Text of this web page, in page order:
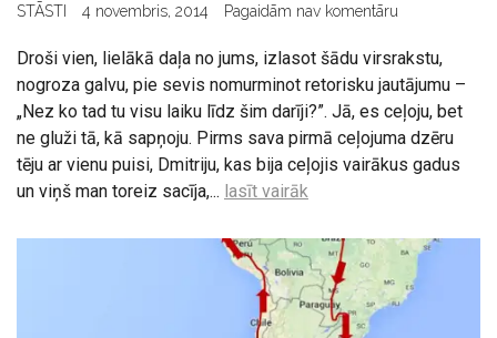
STĀSTI 4 novembris, 2014 Pagaidām nav komentāru
Droši vien, lielākā daļa no jums, izlasot šādu virsrakstu,
nogroza galvu, pie sevis nomurminot retorisku jautājumu –
„Nez ko tad tu visu laiku līdz šim darīji?”. Jā, es ceļoju, bet
ne gluži tā, kā sapņoju. Pirms sava pirmā ceļojuma dzēru
tēju ar vienu puisi, Dmitriju, kas bija ceļojis vairākus gadus
un viņš man toreiz sacīja,... lasīt vairāk